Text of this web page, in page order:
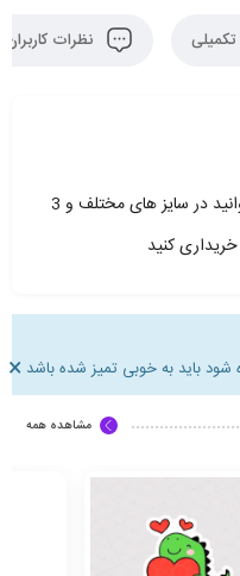
نظرات کاربران
، را میتوانید در سایز های مختلف و 3
خریداری کنید
باید به خوبی تمیز شده باشد ×
مشاهده همه